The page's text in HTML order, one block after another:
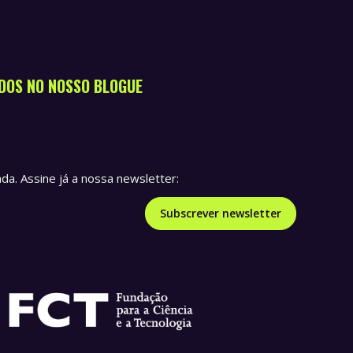
NO NOSSO BLOGUE
Assine já a nossa newsletter:
Subscrever newsletter